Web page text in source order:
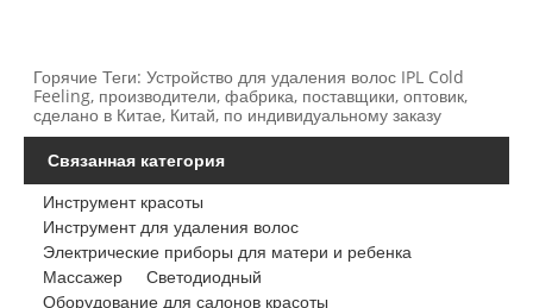
Горячие Теги: Устройство для удаления волос IPL Cold
Feeling, производители, фабрика, поставщики, оптовик,
сделано в Китае, Китай, по индивидуальному заказу
Связанная категория
Инструмент красоты
Инструмент для удаления волос
Электрические приборы для матери и ребенка
Массажер
Светодиодный
Оборудование для салонов красоты